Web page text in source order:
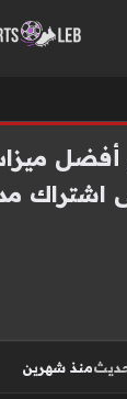
أفضل
اشتراك
منذ شهرين